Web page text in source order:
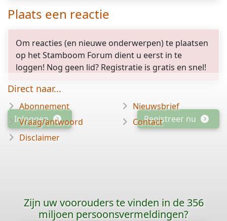
Plaats een reactie
Om reacties (en nieuwe onderwerpen) te plaatsen
op het Stamboom Forum dient u eerst in te
loggen! Nog geen lid? Registratie is gratis en snel!
Inloggen Registreer nu
Direct naar...
Abonnement
Vraag/antwoord
Disclaimer
Nieuwsbrief
Contact
Zijn uw voorouders te vinden in de 356
miljoen persoonsvermeldingen?